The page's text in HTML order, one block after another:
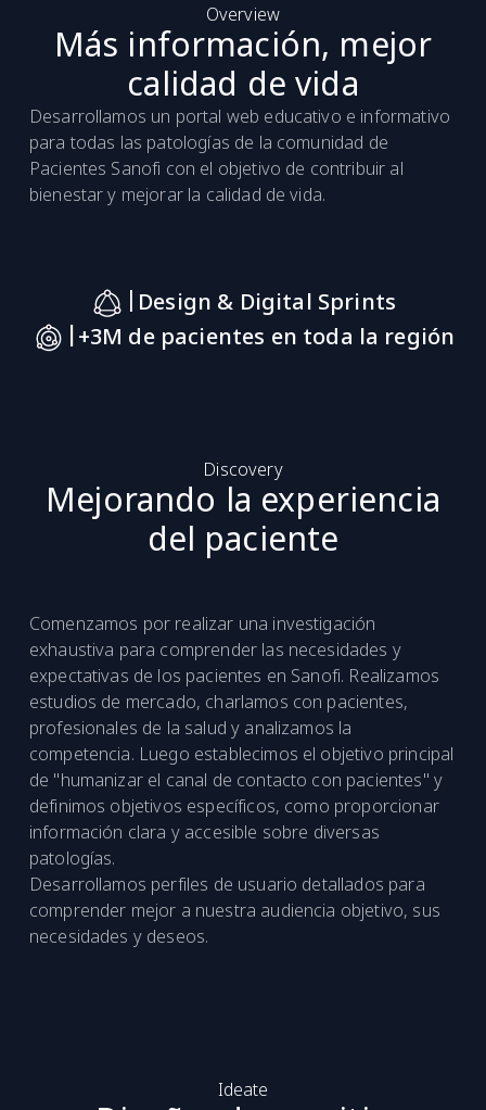
Overview
Más información, mejor
calidad de vida
Desarrollamos un portal web educativo e informativo
para todas las patologías de la comunidad de
Pacientes Sanofi con el objetivo de contribuir al
bienestar y mejorar la calidad de vida.
| Design & Digital Sprints
|+3M de pacientes en toda la región
Discovery
Mejorando la experiencia
del paciente
Comenzamos por realizar una investigación
exhaustiva para comprender las necesidades y
expectativas de los pacientes en Sanofi. Realizamos
estudios de mercado, charlamos con pacientes,
profesionales de la salud y analizamos la
competencia. Luego establecimos el objetivo principal
de "humanizar el canal de contacto con pacientes" y
definimos objetivos específicos, como proporcionar
información clara y accesible sobre diversas
patologías.
Desarrollamos perfiles de usuario detallados para
comprender mejor a nuestra audiencia objetivo, sus
necesidades y deseos.
Ideate